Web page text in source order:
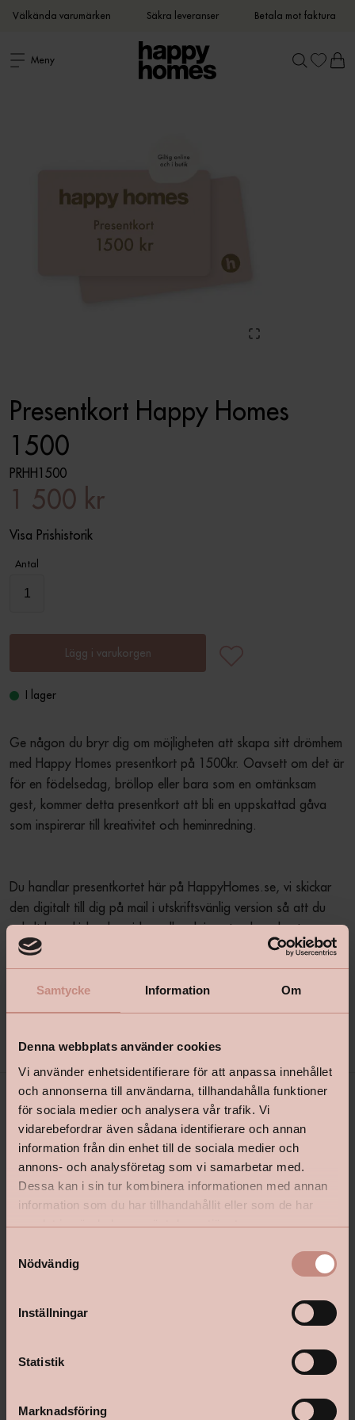
Samtycke Information Om
Denna webbplats använder cookies
Vi använder enhetsidentifierare för att anpassa innehållet
och annonserna till användarna, tillhandahålla funktioner
för sociala medier och analysera vår trafik. Vi
vidarebefordrar även sådana identifierare och annan
information från din enhet till de sociala medier och
annons- och analysföretag som vi samarbetar med.
Dessa kan i sin tur kombinera informationen med annan
information som du har tillhandahållit eller som de har
samlat in när du har använt deras tjänster.
Nödvändig
Inställningar
Statistik
Marknadsföring
Välkända varumärken Säkra leveranser Betala mot faktura
Meny
Presentkort Happy Homes
1500
PRHH1500
1 500 kr
Visa Prishistorik
Antal
Lägg i varukorgen
I lager
Ge någon du bryr dig om möjligheten att skapa sitt drömhem
med Happy Homes presentkort på 1500kr. Oavsett om det är
för en födelsedag, bröllop eller bara som en omtänksam
gest, kommer detta presentkort att bli en uppskattad gåva
Du handlar presentkortet här på HappyHomes.se, vi skickar
den digitalt till dig på mail i utskriftsvänlig version så att du
enkelt kan skicka den vidare eller skriva ut och ge bort.
Presentkortet går att nyttja digitalt och i butik. Presentkortet
är giltigt i ett år från inköpsdatumet.
Följ oss: